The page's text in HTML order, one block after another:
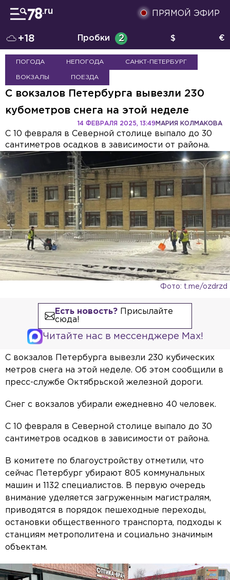
ПРЯМОЙ ЭФИР
+18 Пробки 2 $ €
ПОГОДА НЕПОГОДА САНКТ-ПЕТЕРБУРГ
ВОКЗАЛЫ ПОЕЗДА
С вокзалов Петербурга вывезли 230
кубометров снега на этой неделе
МАРИЯ КОЛМАКОВА
14 ФЕВРАЛЯ 2025, 13:49
С 10 февраля в Северной столице выпало до 30
сантиметров осадков в зависимости от района.
Фото: t.me/ozdrzd
Есть новость?Присылайте
сюда!
Читайте нас в мессенджере Max!
С вокзалов Петербурга вывезли 230 кубических
метров снега на этой неделе. Об этом сообщили в
пресс-службе Октябрьской железной дороги.
Снег с вокзалов убирали ежедневно 40 человек.
С 10 февраля в Северной столице выпало до 30
сантиметров осадков в зависимости от района.
В комитете по благоустройству отметили, что
сейчас Петербург убирают 805 коммунальных
машин и 1132 специалистов. В первую очередь
внимание уделяется загруженным магистралям,
приводятся в порядок пешеходные переходы,
остановки общественного транспорта, подходы к
станциям метрополитена и социально значимым
объектам.